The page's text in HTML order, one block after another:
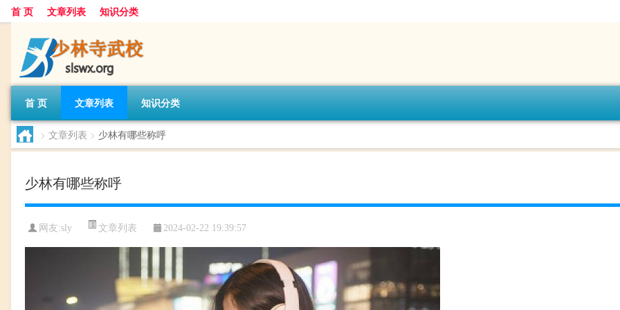
首 页 文章列表 知识分类
首 页 文章列表 知识分类
> 文章列表 > 少林有哪些称呼
少林有哪些称呼
网友:sly 文章列表 2024-02-22 19:39:57